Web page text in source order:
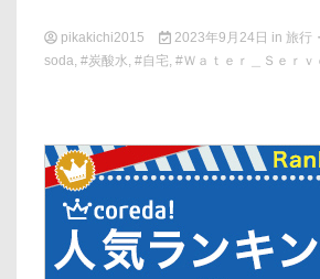
pikakichi2015 2023年9月24日 in 旅行
soda, #炭酸水, #自宅, #Ｗａｔｅｒ＿Ｓｅｒｖ